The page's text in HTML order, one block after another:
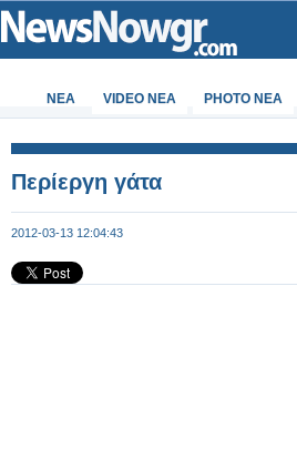
ΝΕΑ VIDEO NEA PHOTO NEA
Περίεργη γάτα
2012-03-13 12:04:43